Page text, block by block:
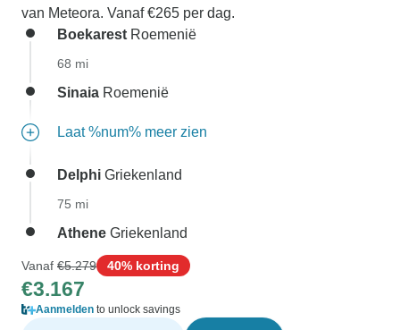
van Meteora. Vanaf €265 per dag.
Boekarest Roemenië
68 mi
Sinaia Roemenië
Laat %num% meer zien
Delphi Griekenland
75 mi
Athene Griekenland
Vanaf €5.279 40% korting
€3.167
Aanmelden to unlock savings